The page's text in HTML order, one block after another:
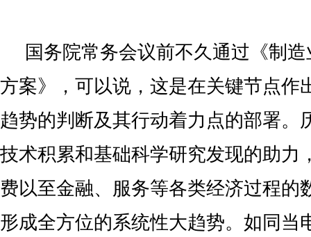
国务院常务会议前不久通过《制
方案》，可以说，这是在关键节点作
趋势的判断及其行动着力点的部署。
技术积累和基础科学研究发现的助力
费以至金融、服务等各类经济过程的
形成全方位的系统性大趋势。如同当